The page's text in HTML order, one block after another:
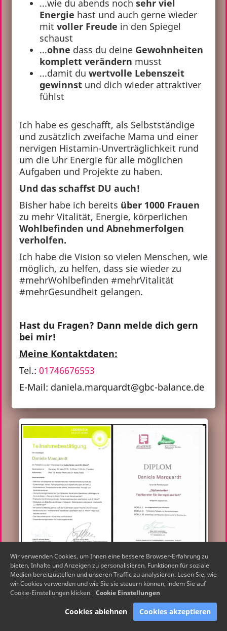
...wie du abends noch sehr viel
Energie hast und auch gerne wieder
mit voller Freude in den Spiegel
schaust
...ohne dass du deine Gewohnheiten
komplett verändern musst
...damit du wertvolle Lebenszeit
gewinnst und dich wieder attraktiver
fühlst
Ich habe es geschafft, als Selbstständige
und zusätzlich zweifache Mama und einer
nervigen Histamin-Unverträglichkeit rund
um die Uhr Energie für alle möglichen
Aufgaben und Projekte zu haben.
Und das schaffst DU auch!
Bisher habe ich bereits über 1000 Frauen
zu mehr Vitalität, Energie, körperlichen
Wohlbefinden und Abnehmerfolgen
verholfen.
Ich habe die Vision so vielen Menschen, wie
möglich, zu helfen, dass sie wieder zu
#mehrWohlbefinden #mehrVitalität
#mehrGesundheit gelangen.
Hast du Fragen? Dann melde dich gern
bei mir!
Meine Kontaktdaten:
Tel.: 01746676553
E-Mail: daniela.marquardt@gbc-balance.de
Wir verwenden Cookies, um Ihnen eine bessere Browser-Erfahrung zu
bieten, Inhalte und Anzeigen zu personalisieren, Funktionen für soziale
Medien bereitzustellen und unseren Traffic zu analysieren. Lesen Sie, wie
wir Cookies verwenden und wie Sie sie steuern können, indem Sie auf
Cookie-Einstellungen klicken. Cookie Einstellungen
Cookies ablehnen Cookies akzeptieren